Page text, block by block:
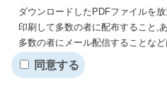
ダウンロードしたPDFファイルを
印刷して多数の者に配布すること,
多数の者にメール配信することなど
同意する